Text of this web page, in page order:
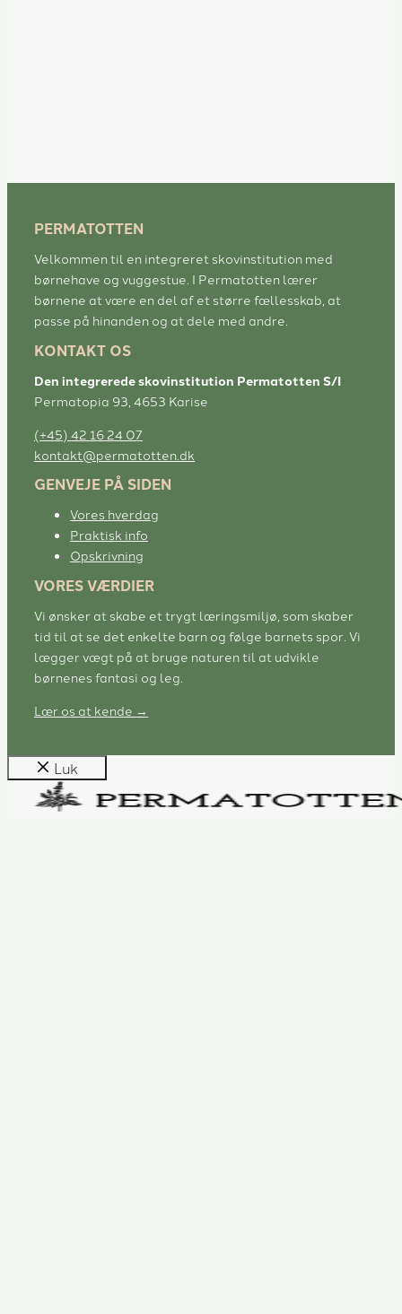
PERMATOTTEN
Velkommen til en integreret skovinstitution med
børnehave og vuggestue. I Permatotten lærer
børnene at være en del af et større fællesskab, at
passe på hinanden og at dele med andre.
KONTAKT OS
Den integrerede skovinstitution Permatotten S/I
Permatopia 93, 4653 Karise
(+45) 42 16 24 07
kontakt@permatotten.dk
GENVEJE PÅ SIDEN
Vores hverdag
Praktisk info
Opskrivning
VORES VÆRDIER
Vi ønsker at skabe et trygt læringsmiljø, som skaber
tid til at se det enkelte barn og følge barnets spor. Vi
lægger vægt på at bruge naturen til at udvikle
børnenes fantasi og leg.
Lær os at kende →
Luk